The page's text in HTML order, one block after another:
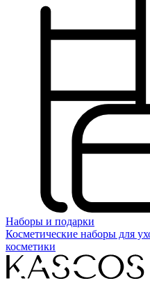
Наборы и подарки
Косметические наборы для
косметики